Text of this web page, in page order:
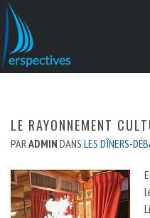
LE RAYONNEMENT
PARADMIN DANS LES DÎNERS-